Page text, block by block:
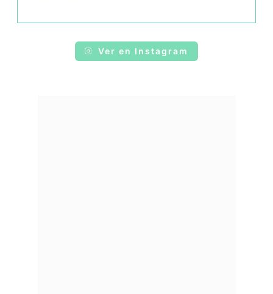
Ver en Instagram